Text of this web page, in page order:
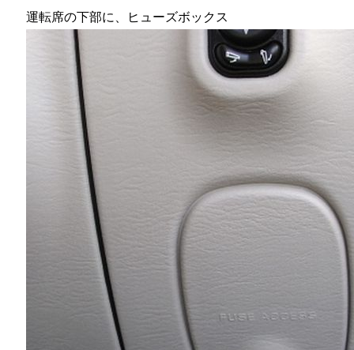
運転席の下部に、ヒューズボックス